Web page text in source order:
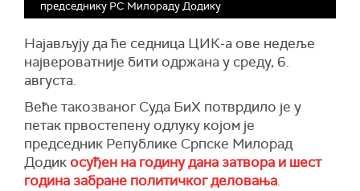
председнику РС Милораду Додику
Најављују да ће седница ЦИК-а ове недеље
највероватније бити одржана у среду, 6.
августа.
Веће такозваног Суда БиХ потврдило је у
петак првостепену одлуку којом је
председник Републике Српске Милорад
Додик осуђен на годину дана затвора и шест
година забране политичког деловања.